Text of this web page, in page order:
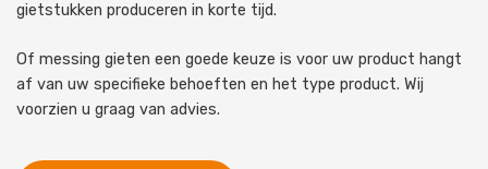
gietstukken produceren in korte tijd.
Of messing gieten een goede keuze is voor uw product hangt
af van uw specifieke behoeften en het type product. Wij
voorzien u graag van advies.